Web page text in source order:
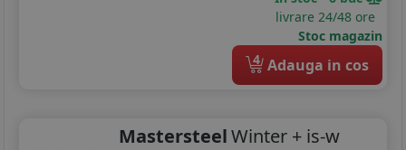
livrare 24/48 ore
Stoc magazin
4 Adauga in cos
MastersteelWinter + is-w